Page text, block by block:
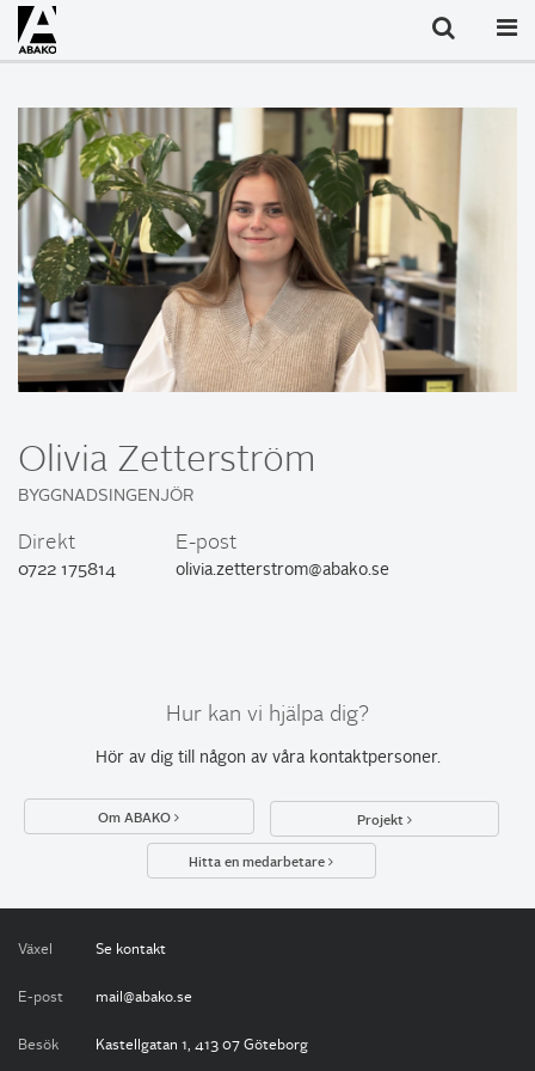
Olivia Zetterström
BYGGNADSINGENJÖR
Direkt
0722 175814
E-post
olivia.zetterstrom@abako.se
Hur kan vi hjälpa dig?
Hör av dig till någon av våra kontaktpersoner.
Om ABAKO Projekt
Hitta en medarbetare
Växel Se kontakt
E-post mail@abako.se
Besök Kastellgatan 1, 413 07 Göteborg